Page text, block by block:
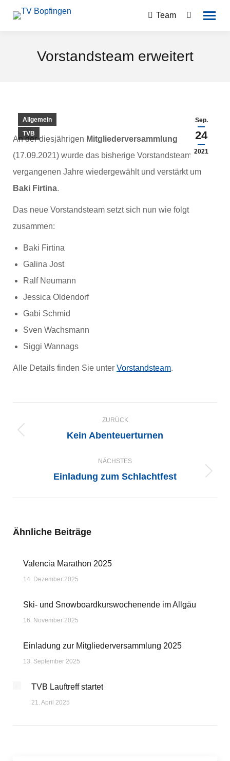
Team Search:
Vorstandsteam erweitert
Sep.
24
2021
Allgemein
TVB
An der diesjährigen Mitgliederversammlung
(17.09.2021) wurde das bisherige Vorstandsteam der
vergangenen Jahre wiedergewählt und verstärkt um
Baki Firtina.
Das neue Vorstandsteam setzt sich nun wie folgt
zusammen:
Baki Firtina
Galina Jost
Ralf Neumann
Jessica Oldendorf
Gabi Schmid
Sven Wachsmann
Siggi Wannags
Alle Details finden Sie unter Vorstandsteam.
KOMMENTARNAVIGATION
ZURÜCK
Vorheriger
Kein Abenteuerturnen
NÄCHSTES
Nächster
Einladung zum Schlachtfest
Ähnliche Beiträge
Valencia Marathon 2025
14. Dezember 2025
Ski- und Snowboardkurswochenende im Allgäu
16. November 2025
Einladung zur Mitgliederversammlung 2025
13. September 2025
TVB Lauftreff startet
21. April 2025